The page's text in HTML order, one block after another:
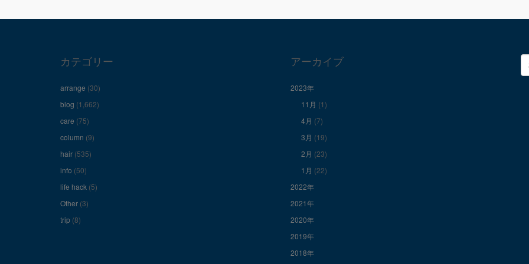
カテゴリー
arrange (30)
blog (1,662)
care (75)
column (9)
hair (535)
info (50)
life hack (5)
Other (3)
trip (8)
アーカイブ
2023年
11月 (1)
4月 (7)
3月 (19)
2月 (23)
1月 (22)
2022年
2021年
2020年
2019年
2018年
検
索: